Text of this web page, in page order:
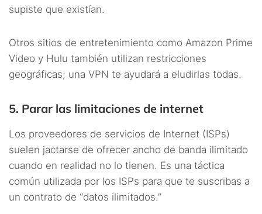
supiste que existían.
Otros sitios de entretenimiento como Amazon Prime
Video y Hulu también utilizan restricciones
geográficas; una VPN te ayudará a eludirlas todas.
5. Parar las limitaciones de internet
Los proveedores de servicios de Internet (ISPs)
suelen jactarse de ofrecer ancho de banda ilimitado
cuando en realidad no lo tienen. Es una táctica
común utilizada por los ISPs para que te suscribas a
un contrato de “datos ilimitados.”